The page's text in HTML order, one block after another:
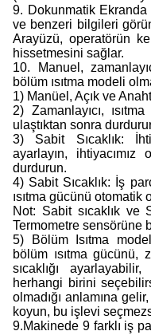
9. Dokunmatik Ekranda
ve benzeri bilgileri
Arayüzü, operatörün
hissetmesini sağlar.
10. Manuel,
bölüm ısıtma modeli
1) Manüel, Açık ve
2) Zamanlayıcı,
ulaştıktan sonra
3) Sabit Sıcaklık:
ayarlayın, ihtiyacımız
durdurun.
4) Sabit Sıcaklık: İş
ısıtma gücünü otomatik
Not: Sabit sıcaklık ve
Termometre sensörüne
5) Bölüm Isıtma
bölüm ısıtma gücünü,
sıcaklığı
herhangi birini
olmadığı anlamına
koyun, bu işlevi
9.Makinede 9 farklı iş